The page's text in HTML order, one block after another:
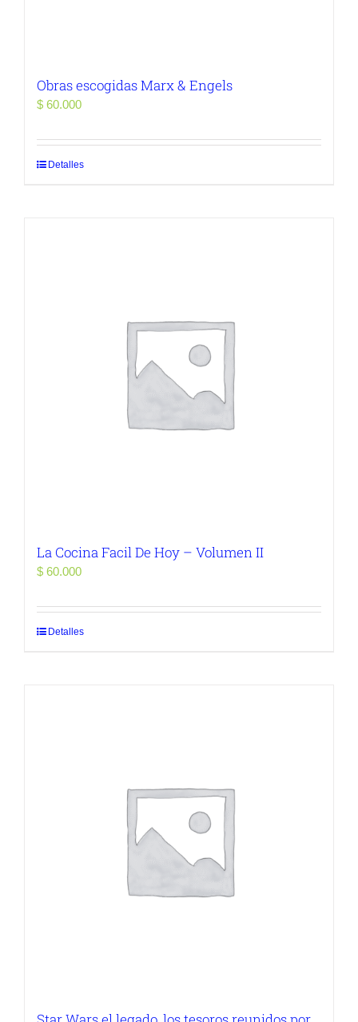
Obras escogidas Marx & Engels
$ 60.000
Detalles
La Cocina Facil De Hoy – Volumen II
$ 60.000
Detalles